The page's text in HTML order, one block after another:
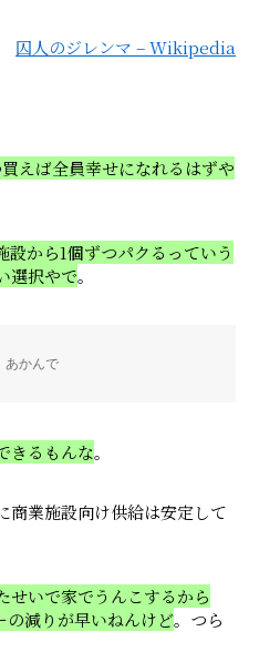
囚人のジレンマ – Wikipedia
えば全員幸せになれるはずや
設から1個ずつパクるっていう
選択やで。
あかんで
きるもんな。
商業施設向け供給は安定して
せいで家でうんこするから
の減りが早いねんけど。つら